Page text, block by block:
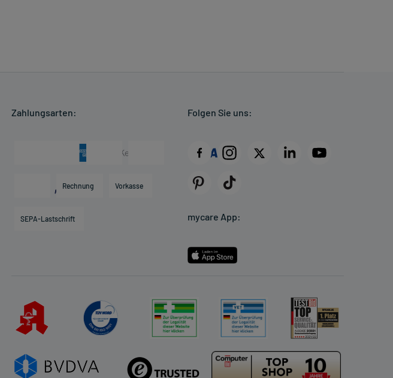
Zahlungsarten:
Rechnung Vorkasse
SEPA-Lastschrift
Folgen Sie uns:
mycare App: